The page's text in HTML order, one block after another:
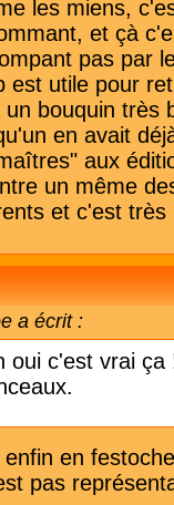
les miens,
et çà
pas par
est utile pour
un bouquin très
en avait
aux
un même
et c'est très
a écrit :
oui c'est vrai
enfin en
pas